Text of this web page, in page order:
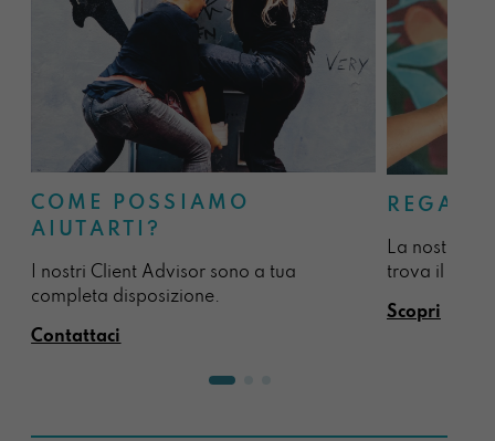
COME POSSIAMO
AIUTARTI?
I nostri Client Advisor sono a tua
completa disposizione.
Contattaci
La nostra
trova il
Scopri